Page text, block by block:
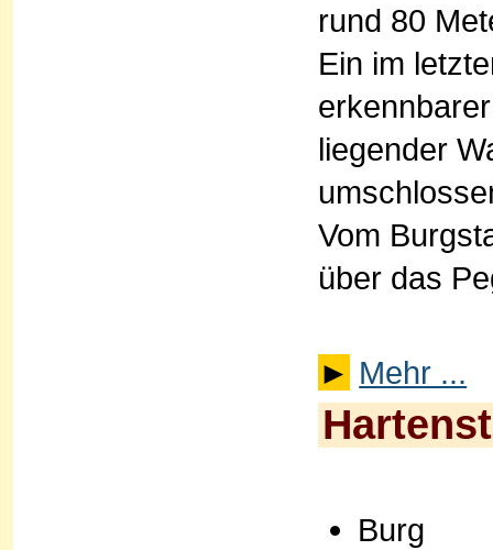
rund 80
Ein im
liegender
Vom
über das
► Mehr ...
Burg